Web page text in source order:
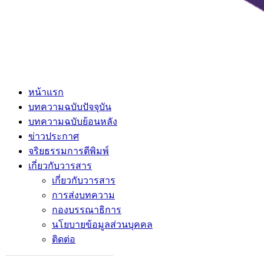
หน้าแรก
บทความฉบับปัจจุบัน
บทความฉบับย้อนหลัง
ข่าวประกาศ
จริยธรรมการตีพิมพ์
เกี่ยวกับวารสาร
เกี่ยวกับวารสาร
การส่งบทความ
กองบรรณาธิการ
นโยบายข้อมูลส่วนบุคคล
ติดต่อ